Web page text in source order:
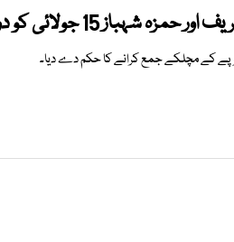
15 جولائی کو دوبارہ طلب
کے مچلکے جمع کرانے کا حکم دے دیا۔